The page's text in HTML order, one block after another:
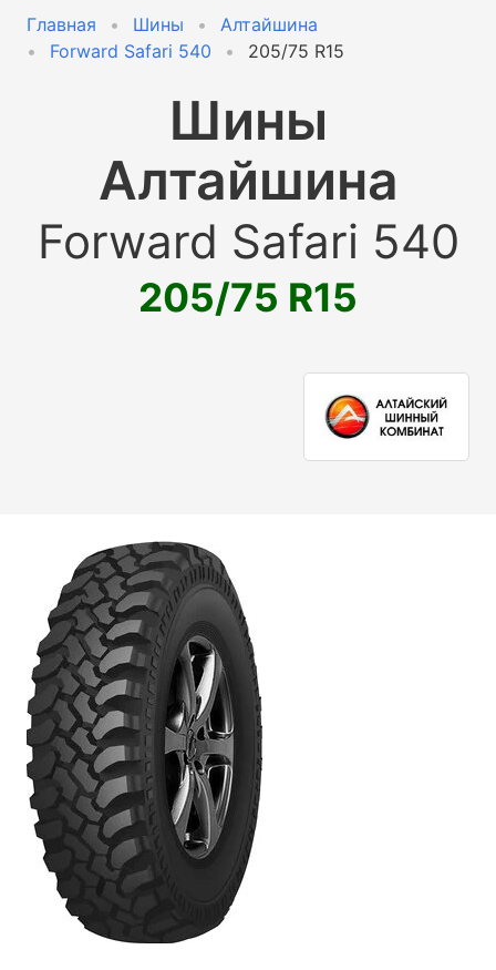
Главная Шины
Алтайшина
Forward Safari 540
205/75 R15
Шины
Алтайшина
Forward Safari 540
205/75 R15